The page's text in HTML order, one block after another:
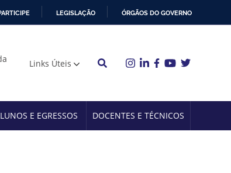
LEGISLAÇÃO ÓRGÃOS DO GOVERNO
Links Úteis
E EGRESSOS DOCENTES E TÉCNICOS